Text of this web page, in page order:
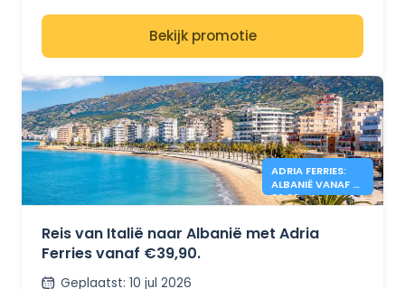
Bekijk promotie
ADRIA FERRIES:
ALBANIË VANAF €
39,90
Reis van Italië naar Albanië met Adria
Ferries vanaf €39,90.
Geplaatst: 10 jul 2026